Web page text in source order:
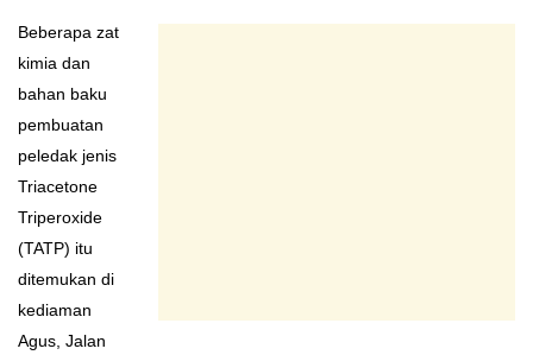
Beberapa zat
kimia dan
bahan baku
pembuatan
peledak jenis
Triacetone
Triperoxide
(TATP) itu
ditemukan di
kediaman
Agus, Jalan